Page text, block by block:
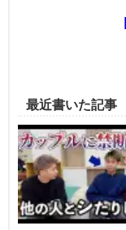
最近書いた記事